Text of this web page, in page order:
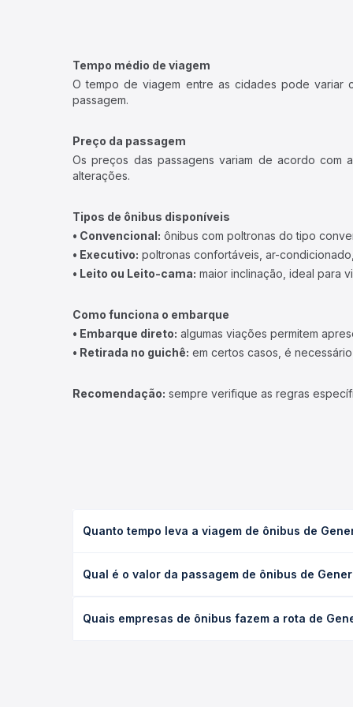
Tempo médio de viagem
O tempo de viagem entre as cidades pode variar
passagem.
Preço da passagem
Os preços das passagens variam de acordo com
alterações.
Tipos de ônibus disponíveis
• Convencional: ônibus com poltronas do tipo
• Executivo: poltronas confortáveis, ar-
• Leito ou Leito-cama: maior inclinação, ideal para
Como funciona o embarque
• Embarque direto: algumas viações permitem
• Retirada no guichê: em certos casos, é
Recomendação: sempre verifique as regras
Quanto tempo leva a viagem de ônibus de
leito) e as condições de tráfego. Na Quero
Qual é o valor da passagem de ônibus de
poltrona e a antecedência da compra. Na Quero
Quais empresas de ônibus fazem a rota de